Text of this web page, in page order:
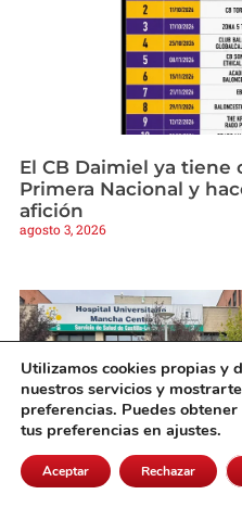
El CB Daimiel ya tiene
Primera Nacional y
afición
agosto 3, 2026
Utilizamos cookies propias y
nuestros servicios y
preferencias. Puedes
tus preferencias en ajustes.
Aceptar Rechazar